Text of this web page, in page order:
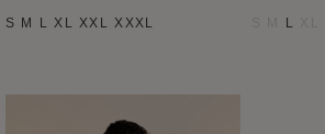
M L XL XXL XXXL
S L